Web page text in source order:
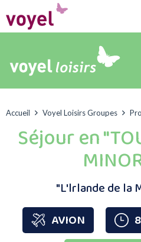
Accueil Voyel Loisirs Groupes
Séjour en
"L'lrlande de la
AVION